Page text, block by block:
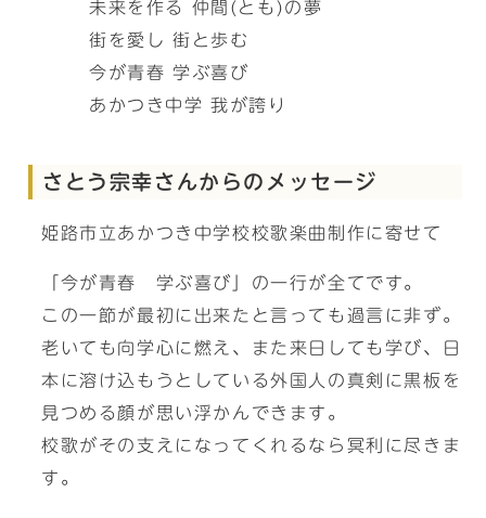
未来を作る 仲間(とも)の夢
街を愛し 街と歩む
今が青春 学ぶ喜び
あかつき中学 我が誇り
さとう宗幸さんからのメッセージ
姫路市立あかつき中学校校歌楽曲制作に寄せて
「今が青春 学ぶ喜び」の一行が全てです。
この一節が最初に出来たと言っても過言に非ず。
老いても向学心に燃え、また来日しても学び、日
本に溶け込もうとしている外国人の真剣に黒板を
見つめる顔が思い浮かんできます。
校歌がその支えになってくれるなら冥利に尽きま
す。